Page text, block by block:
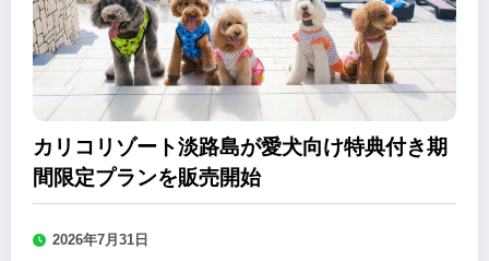
カリコリゾート淡路島が愛犬向け特典付き期
間限定プランを販売開始
2026年7月31日